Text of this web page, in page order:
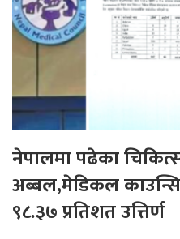
नेपालमा पढेका
अब्बल,मेडिकल
९८.३७ प्रतिशत उत्तिर्ण